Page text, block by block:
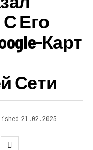
Его
Карт
Сети
21.02.2025